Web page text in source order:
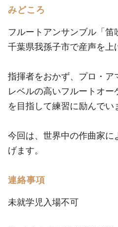
みどころ
フルートアンサンブル「笛
千葉県我孫子市で産声を上
指揮者をおかず、プロ・ア
レベルの高いフルートオー
を目指して練習に励んでい
今回は、世界中の作曲家に
げます。
連絡事項
未就学児入場不可